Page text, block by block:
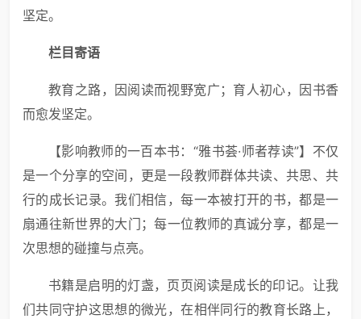
坚定。
栏目寄语
教育之路，因阅读而视野宽广；育人初心，因书香
而愈发坚定。
【影响教师的一百本书：“雅书荟·师者荐读”】不仅
是一个分享的空间，更是一段教师群体共读、共思、共
行的成长记录。我们相信，每一本被打开的书，都是一
扇通往新世界的大门；每一位教师的真诚分享，都是一
次思想的碰撞与点亮。
书籍是启明的灯盏，页页阅读是成长的印记。让我
们共同守护这思想的微光，在相伴同行的教育长路上，